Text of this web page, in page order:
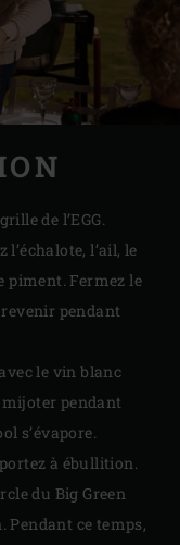
de l’EGG.
l’échalote, l’ail, le
piment. Fermez le
pendant
le vin blanc
pendant
s’évapore.
à ébullition.
du Big Green
Pendant ce temps,